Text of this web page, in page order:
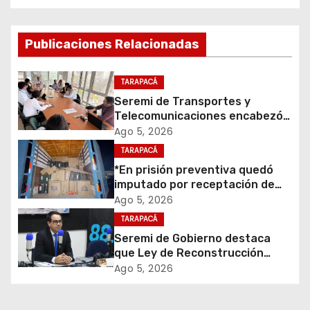
g
a
c
i
ó
n
d
e
Publicaciones Relacionadas
TARAPACÁ
Seremi de Transportes y
Telecomunicaciones encabezó
primera mesa de coordinación
para el retiro de cables en
desuso en Iquique
Ago 5, 2026
TARAPACÁ
*En prisión preventiva quedó
imputado por receptación de
cigarrillos avaluados en $1.600
millones*
Ago 5, 2026
TARAPACÁ
Seremi de Gobierno destaca
que Ley de Reconstrucción
Nacional impulsará la inversión
Ago 5, 2026